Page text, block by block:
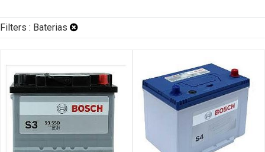
Filters : Baterias